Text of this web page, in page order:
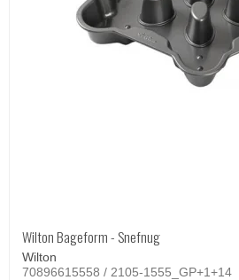
Wilton Bageform - Snefnug
Wilton
70896615558 / 2105-1555_GP+1+14